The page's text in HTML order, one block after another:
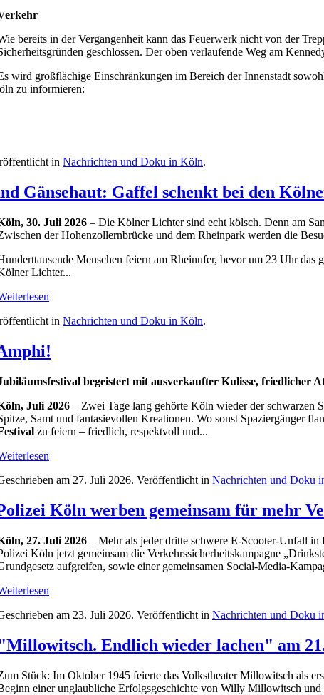
bereits in der Vergangenheit kann das Feuerwerk nicht von der
geschlossen. Der oben verlaufende Weg am
wird großflächige Einschränkungen im Bereich der Innenstadt
zu informieren:
in Nachrichten und Doku in Köln.
Gänsehaut: Gaffel schenkt bei den
30. Juli 2026 – Die Kölner Lichter sind echt kölsch. Denn am
der Hohenzollernbrücke und dem Rheinpark werden die
Menschen feiern am Rheinufer, bevor um 23 Uhr
Lichter...
in Nachrichten und Doku in Köln.
begeistert mit ausverkaufter Kulisse, friedlicher
Juli 2026 – Zwei Tage lang gehörte Köln wieder der schwarzen
Samt und fantasievollen Kreationen. Wo sonst Spaziergänger
zu feiern – friedlich, respektvoll und...
am 27. Juli 2026. Veröffentlicht in Nachrichten und Doku
Köln werben gemeinsam für mehr
27. Juli 2026 – Mehr als jeder dritte schwere E-Scooter-Unfall
Köln jetzt gemeinsam die Verkehrssicherheitskampagne
aufgreifen, sowie einer gemeinsamen Social-Media-
am 23. Juli 2026. Veröffentlicht in Nachrichten und Doku
Endlich wieder lachen" am
Stück: Im Oktober 1945 feierte das Volkstheater Millowitsch als
einer unglaubliche Erfolgsgeschichte von Willy Millowitsch und